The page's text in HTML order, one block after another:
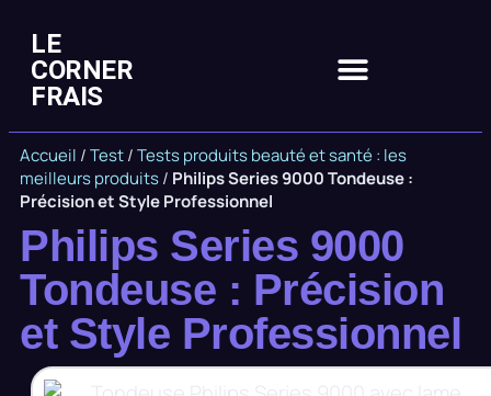
LE
CORNER
FRAIS
Accueil /Test/Tests produits beauté et santé : les
meilleurs produits/ Philips Series 9000 Tondeuse :
Précision et Style Professionnel
Philips Series 9000
Tondeuse : Précision
et Style Professionnel